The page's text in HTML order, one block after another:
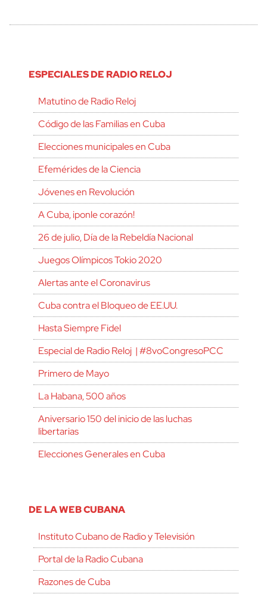
ESPECIALES DE RADIO RELOJ
Matutino de Radio Reloj
Código de las Familias en Cuba
Elecciones municipales en Cuba
Efemérides de la Ciencia
Jóvenes en Revolución
A Cuba, ¡ponle corazón!
26 de julio, Día de la Rebeldía Nacional
Juegos Olímpicos Tokio 2020
Alertas ante el Coronavirus
Cuba contra el Bloqueo de EE.UU.
Hasta Siempre Fidel
Especial de Radio Reloj | #8voCongresoPCC
Primero de Mayo
La Habana, 500 años
Aniversario 150 del inicio de las luchas
libertarias
Elecciones Generales en Cuba
DE LA WEB CUBANA
Instituto Cubano de Radio y Televisión
Portal de la Radio Cubana
Razones de Cuba